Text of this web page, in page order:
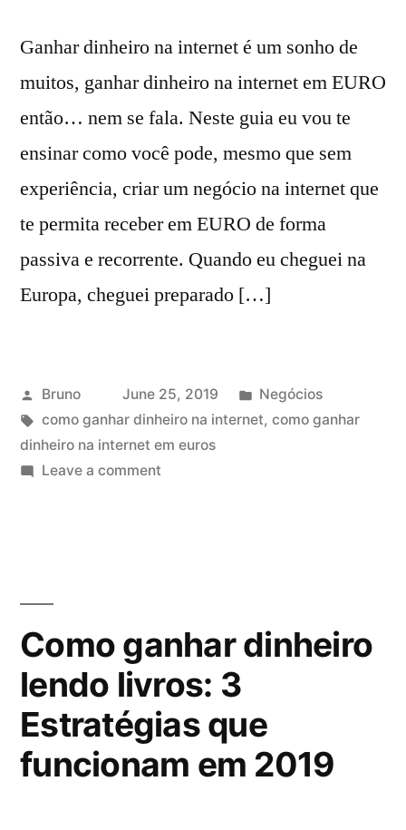
Ganhar dinheiro na internet é um sonho de
muitos, ganhar dinheiro na internet em EURO
então… nem se fala. Neste guia eu vou te
ensinar como você pode, mesmo que sem
experiência, criar um negócio na internet que
te permita receber em EURO de forma
passiva e recorrente. Quando eu cheguei na
Europa, cheguei preparado […]
Posted
by
Bruno June 25, 2019
Posted
in
Negócios
Tags:
como ganhar dinheiro na internet, como ganhar
dinheiro na internet em euros
Leave a commenton
Euro
Morando
no
Como ganhar dinheiro
lendo livros: 3
Estratégias que
funcionam em 2019